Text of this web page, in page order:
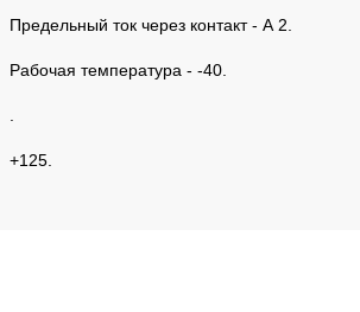
Предельный ток через контакт - А 2.
Рабочая температура - -40.
+125.